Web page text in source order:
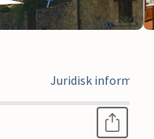
Juridisk information